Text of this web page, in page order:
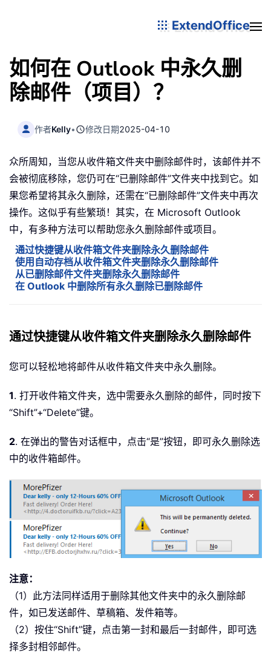
ExtendOffice
如何在 Outlook 中永久删
除邮件（项目）？
作者Kelly• 修改日期2025-04-10
众所周知，当您从收件箱文件夹中删除邮件时，该邮件并不
会被彻底移除，您仍可在“已删除邮件”文件夹中找到它。如
果您希望将其永久删除，还需在“已删除邮件”文件夹中再次
操作。这似乎有些繁琐！其实，在 Microsoft Outlook
中，有多种方法可以帮助您永久删除邮件或项目。
通过快捷键从收件箱文件夹删除永久删除邮件
使用自动存档从收件箱文件夹删除永久删除邮件
从已删除邮件文件夹删除永久删除邮件
在 Outlook 中删除所有永久删除已删除邮件
通过快捷键从收件箱文件夹删除永久删除邮件
您可以轻松地将邮件从收件箱文件夹中永久删除。
1. 打开收件箱文件夹，选中需要永久删除的邮件，同时按下
“Shift”+“Delete”键。
2. 在弹出的警告对话框中，点击“是”按钮，即可永久删除选
中的收件箱邮件。
注意：
（1）此方法同样适用于删除其他文件夹中的永久删除邮
件，如已发送邮件、草稿箱、发件箱等。
（2）按住“Shift”键，点击第一封和最后一封邮件，即可选
择多封相邻邮件。